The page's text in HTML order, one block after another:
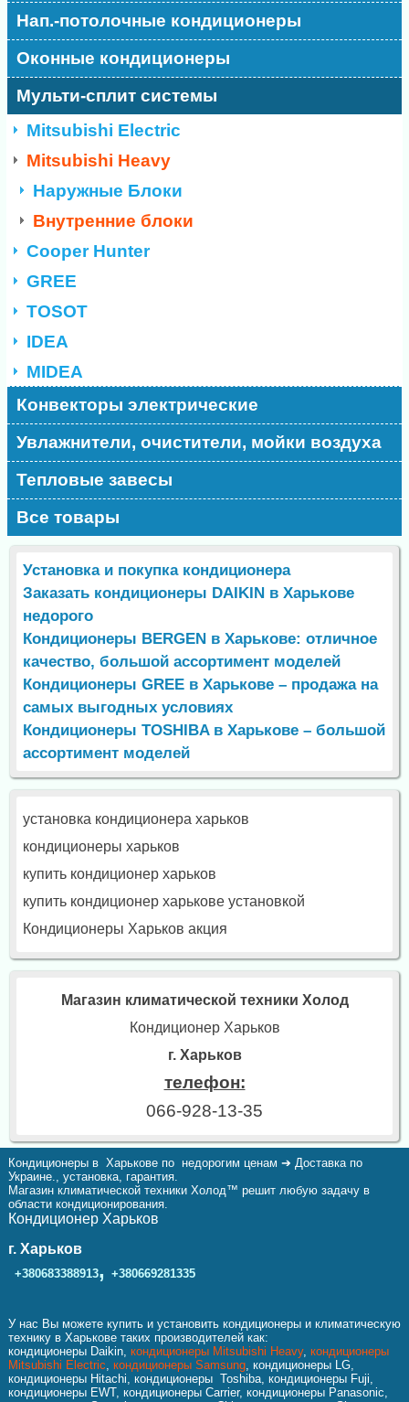
Нап.-потолочные кондиционеры
Оконные кондиционеры
Мульти-сплит системы
Mitsubishi Electric
Mitsubishi Heavy
Наружные Блоки
Внутренние блоки
Cooper Hunter
GREE
TOSOT
IDEA
MIDEA
Конвекторы электрические
Увлажнители, очистители, мойки воздуха
Тепловые завесы
Все товары
Установка и покупка кондиционера
Заказать кондиционеры DAIKIN в Харькове
недорого
Кондиционеры BERGEN в Харькове: отличное
качество, большой ассортимент моделей
Кондиционеры GREE в Харькове – продажа на
самых выгодных условиях
Кондиционеры TOSHIBA в Харькове – большой
ассортимент моделей
установка кондиционера харьков
кондиционеры харьков
купить кондиционер харьков
купить кондиционер харькове установкой
Кондиционеры Харьков акция
Магазин климатической техники Холод
Кондиционер Харьков
г. Харьков
телефон:
066-928-13-35
Кондиционеры в Харькове по недорогим ценам ➔ Доставка по
Украине., установка, гарантия.
Магазин климатической техники Холод™ решит любую задачу в
области кондиционирования.
Кондиционер Харьков
г. Харьков
+380683388913, +380669281335
У нас Вы можете купить и установить кондиционеры и климатическую
технику в Харькове таких производителей как:
кондиционеры Daikin, кондиционеры Mitsubishi Heavy, кондиционеры
Mitsubishi Electric кондиционеры Samsung, кондиционеры LG,
кондиционеры Hitachi, кондиционеры Toshiba, кондиционеры Fuji,
кондиционеры EWT, кондиционеры Carrier, кондиционеры Panasonic,